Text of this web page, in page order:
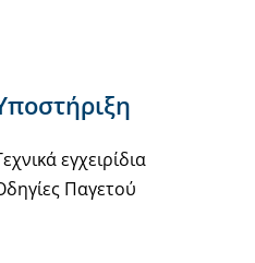
εγχειρίδια
Παγετού